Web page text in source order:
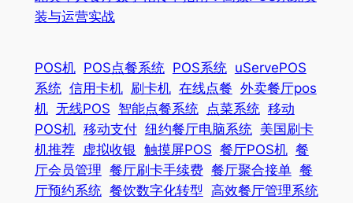
装与运营实战
POS机 POS点餐系统 POS系统 uServePOS
系统 信用卡机 刷卡机 在线点餐 外卖餐厅pos
机 无线POS 智能点餐系统 点菜系统 移动
POS机 移动支付 纽约餐厅电脑系统 美国刷卡
机推荐 虚拟收银 触摸屏POS 餐厅POS机 餐
厅会员管理 餐厅刷卡手续费 餐厅聚合接单 餐
厅预约系统 餐饮数字化转型 高效餐厅管理系统